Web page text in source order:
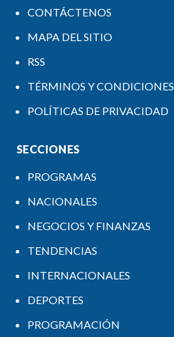
CONTÁCTENOS
MAPA DEL SITIO
RSS
TÉRMINOS Y CONDICIONES
POLÍTICAS DE PRIVACIDAD
SECCIONES
PROGRAMAS
NACIONALES
NEGOCIOS Y FINANZAS
TENDENCIAS
INTERNACIONALES
DEPORTES
PROGRAMACIÓN